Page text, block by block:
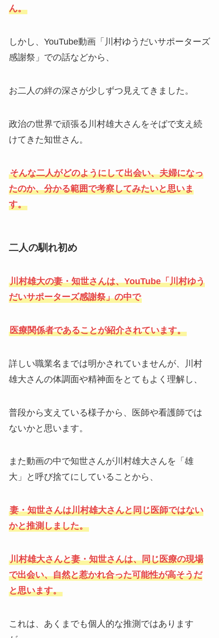
ん。
しかし、YouTube動画「川村ゆうだいサポーターズ
感謝祭」での話などから、
お二人の絆の深さが少しずつ見えてきました。
政治の世界で頑張る川村雄大さんをそばで支え続
けてきた知世さん。
そんな二人がどのようにして出会い、夫婦になっ
たのか、分かる範囲で考察してみたいと思いま
す。
二人の馴れ初め
川村雄大の妻・知世さんは、YouTube「川村ゆう
だいサポーターズ感謝祭」の中で
医療関係者であることが紹介されています。
詳しい職業名までは明かされていませんが、川村
雄大さんの体調面や精神面をとてもよく理解し、
普段から支えている様子から、医師や看護師では
ないかと思います。
また動画の中で知世さんが川村雄大さんを「雄
大」と呼び捨てにしていることから、
妻・知世さんは川村雄大さんと同じ医師ではない
かと推測しました。
川村雄大さんと妻・知世さんは、同じ医療の現場
で出会い、自然と惹かれ合った可能性が高そうだ
と思います。
これは、あくまでも個人的な推測ではあります